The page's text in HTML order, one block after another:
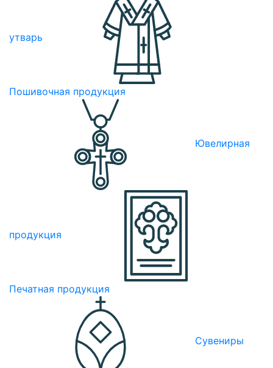
утварь
Пошивочная продукция
Ювелирная
продукция
Печатная продукция
Сувениры